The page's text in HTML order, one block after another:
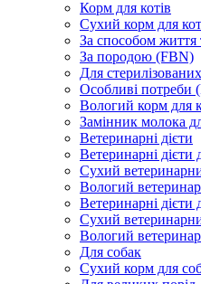
Корм для котів
Сухий корм для
За способом життя
За породою (FBN)
Для стерилізованих
Особливі потреби
Вологий корм для
Замінник молока
Ветеринарні дієти
Ветеринарні дієти
Сухий
Вологий
Ветеринарні дієти
Сухий
Вологий
Для собак
Сухий корм для